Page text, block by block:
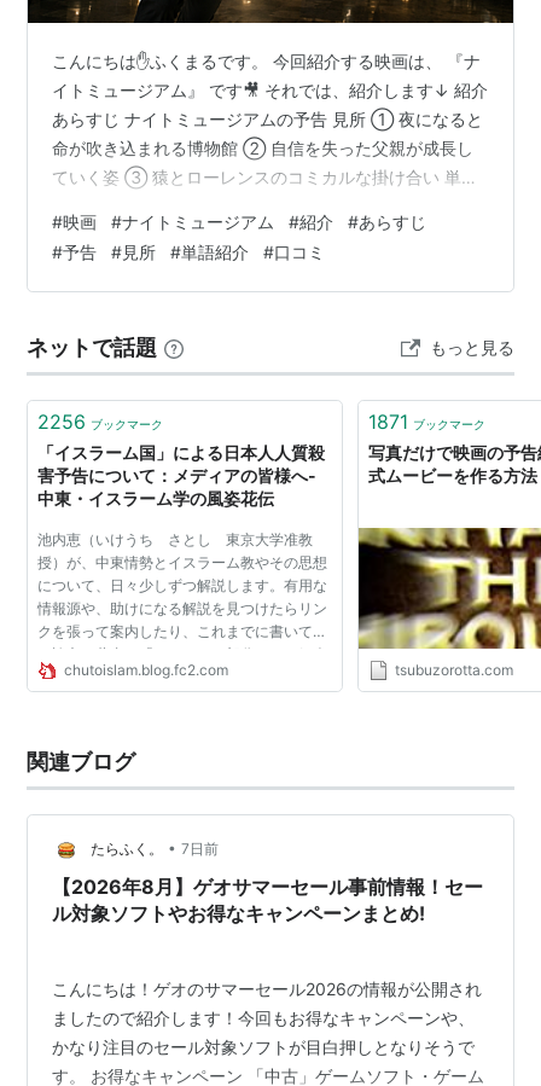
こんにちは✋ふくまるです。 今回紹介する映画は、 『ナ
イトミュージアム』 です🎥 それでは、紹介します↓ 紹介
あらすじ ナイトミュージアムの予告 見所 ① 夜になると
命が吹き込まれる博物館 ② 自信を失った父親が成長し
ていく姿 ③ 猿とローレンスのコミカルな掛け合い 単語
○俳優 ベン・スティラー 口コミ ○面白い ○面白くない
感想 紹介 公開 ２００６年１２月２２日(アメリカ合衆国)
２００７年３月１７日(日本) ジャンル コメディ 上映時間
ラー(ローレンス役) あらすじ 舞…
#映画 #ナイトミュージアム #紹介 #あらすじ
#予告 #見所 #単語紹介 #口コミ
ネットで話題 もっと見る
2256 ブックマーク
「イスラーム国」による日本人人質殺
害予告について：メディアの皆様へ-
中東・イスラーム学の風姿花伝
池内恵（いけうち さとし 東京大学准教
授）が、中東情勢とイスラーム教やその思想
について、日々少しずつ解説します。有用な
情報源や、助けになる解説を見つけたらリン
クを張って案内したり、これまでに書いてき
た論文や著書の「さわり」の部分なども紹介
したりしていきます。 本日、シリアの「イス
chutoislam.blog.fc2.com
1871 ブックマーク
写真だけで映画の予
式ムービーを作る方法
tsubuzorotta.com
関連ブログ
たらふく。 • 7日前
【2026年8月】ゲオサマーセール事前情報！セー
ル対象ソフトやお得なキャンペーンまとめ!
こんにちは！ゲオのサマーセール2026の情報が公開され
ましたので紹介します！今回もお得なキャンペーンや、
かなり注目のセール対象ソフトが目白押しとなりそうで
す。 お得なキャンペーン 「中古」ゲームソフト・ゲーム